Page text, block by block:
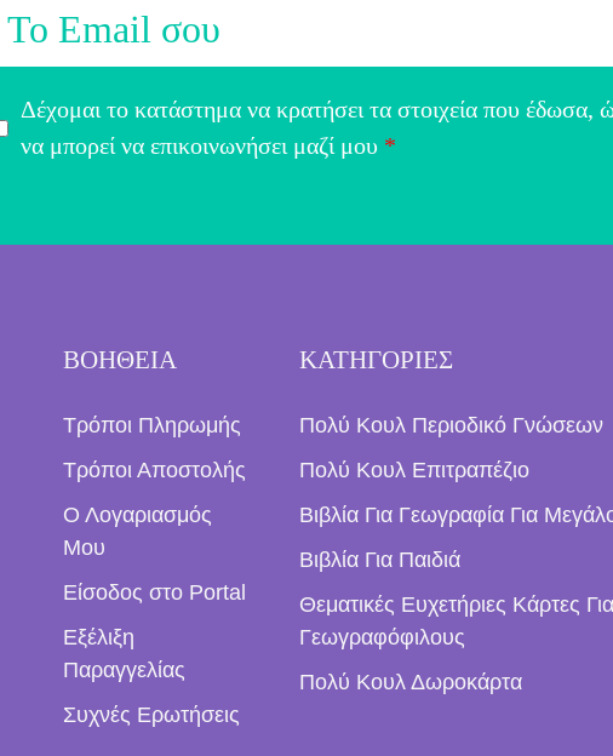
Δέχομαι το κατάστημα να κρατήσει τα στοιχεία που έδωσα,
να μπορεί να επικοινωνήσει μαζί μου *
ΒΟΗΘΕΙΑ
Τρόποι Πληρωμής
Τρόποι Αποστολής
Ο Λογαριασμός
Μου
Είσοδος στο Portal
Εξέλιξη
Παραγγελίας
Συχνές Ερωτήσεις
ΚΑΤΗΓΟΡΙΕΣ
Πολύ Κουλ Περιοδικό Γνώσεων
Πολύ Κουλ Επιτραπέζιο
Βιβλία Για Γεωγραφία Για
Βιβλία Για Παιδιά
Θεματικές Ευχετήριες Κάρτες Για
Γεωγραφόφιλους
Πολύ Κουλ Δωροκάρτα